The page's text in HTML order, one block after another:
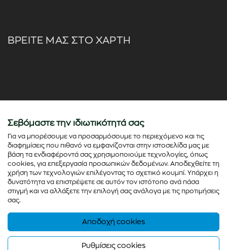
ΒΡΕΙΤΕ ΜΑΣ ΣΤΟ ΧΑΡΤΗ
© Copyright 2026 - colorato.net All rights reserved
Powered byThinx - Running on
Σεβόμαστε την ιδιωτικότητά σας
Για να μπορέσουμε να προσαρμόσουμε το περιεχόμενο και τις
διαφημίσεις που πιθανό να εμφανίζονται στην ιστοσελίδα μας με
βάση τα ενδιαφέροντά σας χρησιμοποιούμε τεχνολογίες, όπως
cookies, για επεξεργασία προσωπικών δεδομένων. Αποδεχθείτε τη
χρήση των τεχνολογιών επιλέγοντας το σχετικό κουμπί. Υπάρχει η
δυνατότητα να επιστρέψετε σε αυτόν τον ιστότοπο ανά πάσα
στιγμή και να αλλάξετε την επιλογή σας ανάλογα με τις προτιμήσεις
σας.
Αποδοχή cookies
Ρυθμίσεις cookies